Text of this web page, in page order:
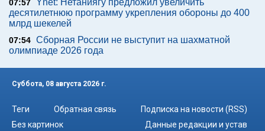
07:57 Ynet: Нетаниягу предложил увеличить
десятилетнюю программу укрепления обороны до 400
млрд шекелей
07:54 Сборная России не выступит на шахматной
олимпиаде 2026 года
Суббота, 08 августа 2026 г.
Теги Обратная связь
Подписка на новости (RSS)
Без картинок
Данные редакции и устав